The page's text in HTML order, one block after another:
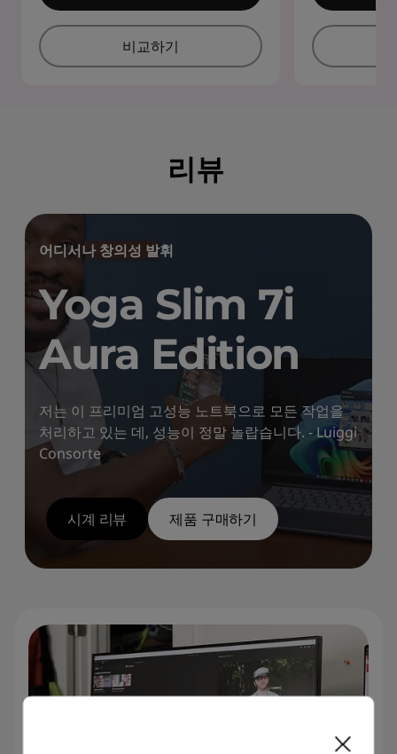
비교하기
리뷰
어디서나 창의성 발휘
Yoga Slim 7i
Aura Edition
저는 이 프리미엄 고성능 노트북으로 모든 작업을
처리하고 있는 데, 성능이 정말 놀랍습니다. - Luiggi
Consorte
시계 리뷰 제품 구매하기